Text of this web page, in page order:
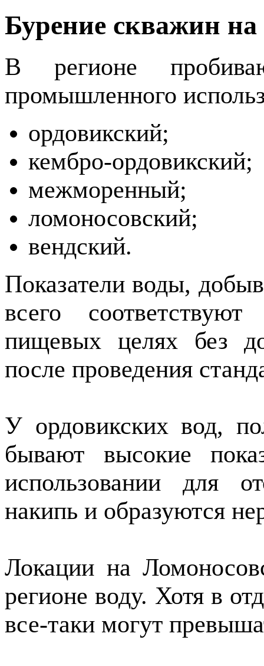
Бурение скважин
В регионе
промышленного
ордовикский;
кембро-ордовикский;
межморенный;
ломоносовский;
вендский.
Показатели воды,
всего
пищевых целях без
после проведения
У ордовикских вод,
бывают высокие
использовании для
накипь и образуются
Локации на
регионе воду. Хотя в
все-таки могут